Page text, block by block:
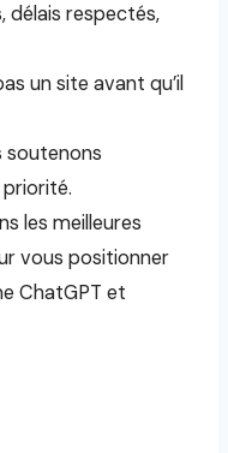
délais respectés,
un site avant qu’il
soutenons
priorité.
les meilleures
vous positionner
ChatGPT et